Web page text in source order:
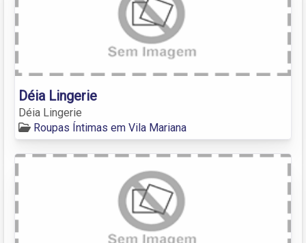
Déia Lingerie
Déia Lingerie
Roupas Íntimas em Vila Mariana